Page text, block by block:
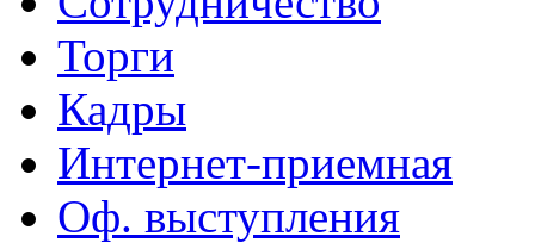
Торги
Кадры
Интернет-приемная
Оф. выступления